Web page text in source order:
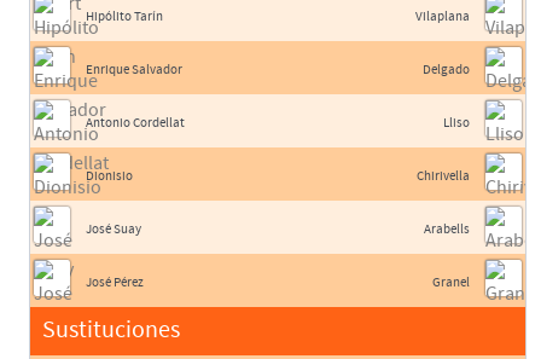
Hipólito Tarín
Enrique Salvador
Antonio Cordellat
Dionisio
José Suay
José Pérez
Sustituciones
Vilaplana
Delgado
Lliso
Chirivella
Arabells
Granel